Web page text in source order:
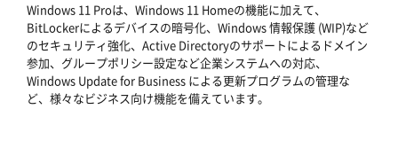
Windows 11 Proは、Windows 11 Homeの機能に加えて、
BitLockerによるデバイスの暗号化、Windows 情報保護 (WIP)など
のセキュリティ強化、Active Directoryのサポートによるドメイン
参加、グループポリシー設定など企業システムへの対応、
Windows Update for Business による更新プログラムの管理な
ど、様々なビジネス向け機能を備えています。